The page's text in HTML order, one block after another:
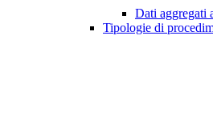
Dati aggregati
Tipologie di